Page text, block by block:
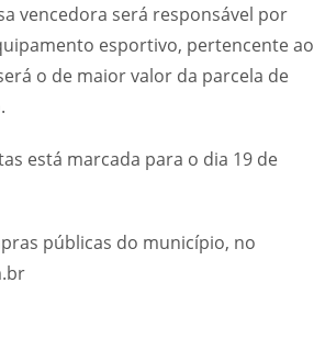
vencedora será responsável por
esportivo, pertencente ao
o de maior valor da parcela de
está marcada para o dia 19 de
públicas do município, no